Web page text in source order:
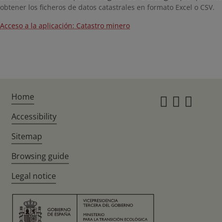
obtener los ficheros de datos catastrales en formato Excel o CSV.
Acceso a la aplicación: Catastro minero
Home
Accessibility
Sitemap
Browsing guide
Legal notice